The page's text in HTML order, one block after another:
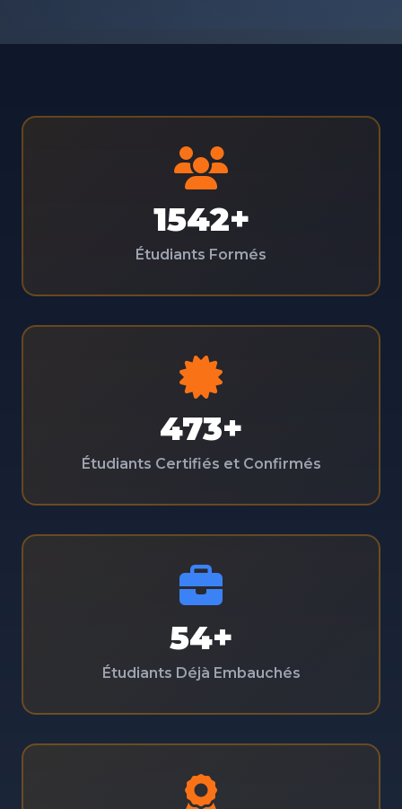
1542+
Étudiants Formés
473+
Étudiants Certifiés et Confirmés
54+
Étudiants Déjà Embauchés